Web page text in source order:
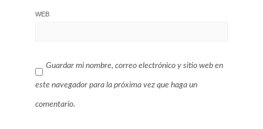
WEB
Guardar mi nombre, correo electrónico y sitio web en
este navegador para la próxima vez que haga un
comentario.